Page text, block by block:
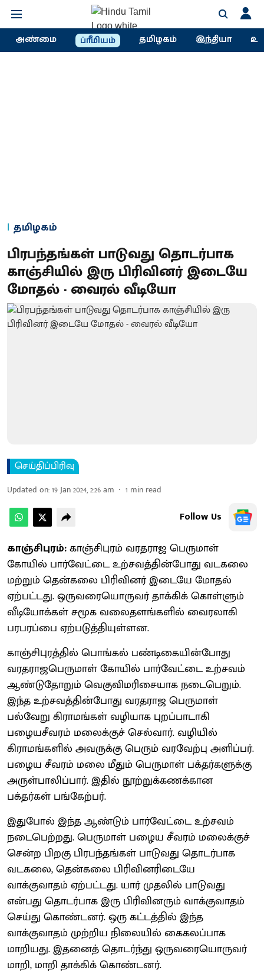
அண்மை ப்ரீமியம் தமிழகம் இந்தியா
தமிழகம்
பிரபந்தங்கள் பாடுவது தொடர்பாக
காஞ்சியில் இரு பிரிவினர் இடையே
மோதல் - வைரல் வீடியோ
செய்திப்பிரிவு
Updated on:19 Jan 2024, 2:26 am 1 min read
Follow Us
காஞ்சிபுரம்:காஞ்சிபுரம் வரதராஜ பெருமாள்
கோயில் பார்வேட்டை உற்சவத்தின்போது வடகலை
மற்றும் தென்கலை பிரிவினர் இடையே மோதல்
ஏற்பட்டது. ஒருவரையொருவர் தாக்கிக் கொள்ளும்
வீடியோக்கள் சமூக வலைதளங்களில் வைரலாகி
பரபரப்பை ஏற்படுத்தியுள்ளன.
காஞ்சிபுரத்தில் பொங்கல் பண்டிகையின்போது
வரதராஜபெருமாள் கோயில் பார்வேட்டை உற்சவம்
ஆண்டுதோறும் வெகுவிமரிசையாக நடைபெறும்.
இந்த உற்சவத்தின்போது வரதராஜ பெருமாள்
பல்வேறு கிராமங்கள் வழியாக புறப்பாடாகி
பழையசீவரம் மலைக்குச் செல்வார். வழியில்
கிராமங்களில் அவருக்கு பெரும் வரவேற்பு அளிப்பர்.
பழைய சீவரம் மலை மீதும் பெருமாள் பக்தர்களுக்கு
அருள்பாலிப்பார். இதில் நூற்றுக்கணக்கான
பக்தர்கள் பங்கேற்பர்.
இதுபோல் இந்த ஆண்டும் பார்வேட்டை உற்சவம்
நடைபெற்றது. பெருமாள் பழைய சீவரம் மலைக்குச்
சென்ற பிறகு பிரபந்தங்கள் பாடுவது தொடர்பாக
வடகலை, தென்கலை பிரிவினரிடையே
வாக்குவாதம் ஏற்பட்டது. யார் முதலில் பாடுவது
என்பது தொடர்பாக இரு பிரிவினரும் வாக்குவாதம்
செய்து கொண்டனர். ஒரு கட்டத்தில் இந்த
வாக்குவாதம் முற்றிய நிலையில் கைகலப்பாக
மாறியது. இதனைத் தொடர்ந்து ஒருவரையொருவர்
மாறி, மாறி தாக்கிக் கொண்டனர்.